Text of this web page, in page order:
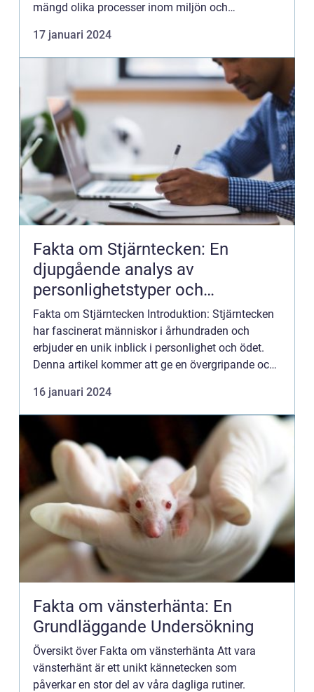
mängd olika processer inom miljön och
utforska fakta om vat...
17 januari 2024
Fakta om Stjärntecken: En
djupgående analys av
personlighetstyper och
astrologisk betydelse
Fakta om Stjärntecken Introduktion: Stjärntecken
har fascinerat människor i århundraden och
erbjuder en unik inblick i personlighet och ödet.
Denna artikel kommer att ge en övergripande och
inklusive vad ...
16 januari 2024
Fakta om vänsterhänta: En
Grundläggande Undersökning
Översikt över Fakta om vänsterhänta Att vara
vänsterhänt är ett unikt kännetecken som
påverkar en stor del av våra dagliga rutiner.